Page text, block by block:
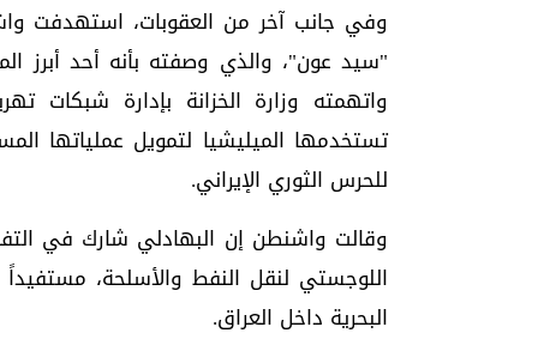
وفي جانب آخر من العقوبات، استهدفت
"سيد عون"، والذي وصفته بأنه أحد أبرز
واتهمته وزارة الخزانة بإدارة شبكات
تستخدمها الميليشيا لتمويل عملياتها
للحرس الثوري الإيراني.
وقالت واشنطن إن البهادلي شارك في
اللوجستي لنقل النفط والأسلحة،
البحرية داخل العراق.